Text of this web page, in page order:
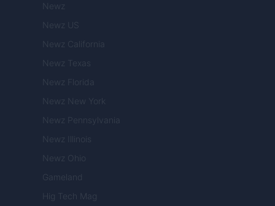
Newz
Newz US
Newz California
Newz Texas
Newz Florida
Newz New York
Newz Pennsylvania
Newz Illinois
Newz Ohio
Gameland
Hig Tech Mag